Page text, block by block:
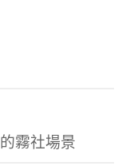
霧社場景